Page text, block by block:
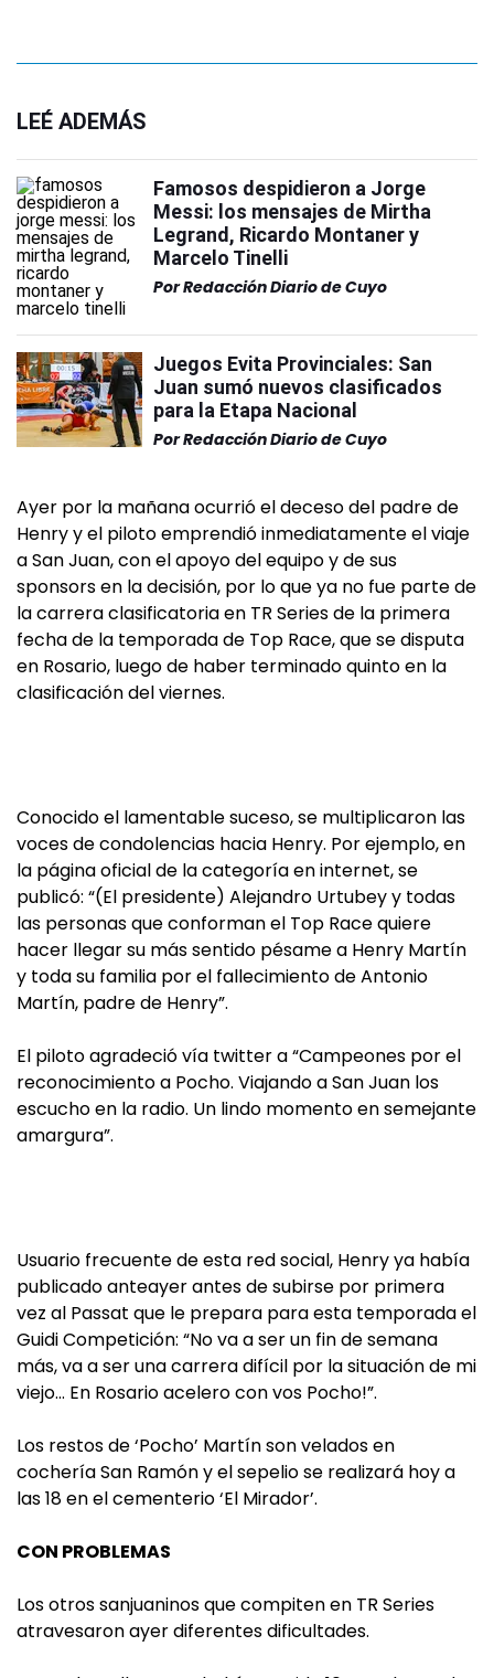
LEÉ ADEMÁS
Famosos despidieron a Jorge
Messi: los mensajes de Mirtha
Legrand, Ricardo Montaner y
Marcelo Tinelli
PorRedacción Diario de Cuyo
Juegos Evita Provinciales: San
Juan sumó nuevos clasificados
para la Etapa Nacional
PorRedacción Diario de Cuyo
Ayer por la mañana ocurrió el deceso del padre de
Henry y el piloto emprendió inmediatamente el viaje
a San Juan, con el apoyo del equipo y de sus
sponsors en la decisión, por lo que ya no fue parte de
la carrera clasificatoria en TR Series de la primera
fecha de la temporada de Top Race, que se disputa
en Rosario, luego de haber terminado quinto en la
clasificación del viernes.
Conocido el lamentable suceso, se multiplicaron las
voces de condolencias hacia Henry. Por ejemplo, en
la página oficial de la categoría en internet, se
publicó: “(El presidente) Alejandro Urtubey y todas
las personas que conforman el Top Race quiere
hacer llegar su más sentido pésame a Henry Martín
y toda su familia por el fallecimiento de Antonio
Martín, padre de Henry”.
El piloto agradeció vía twitter a “Campeones por el
reconocimiento a Pocho. Viajando a San Juan los
escucho en la radio. Un lindo momento en semejante
amargura”.
Usuario frecuente de esta red social, Henry ya había
publicado anteayer antes de subirse por primera
vez al Passat que le prepara para esta temporada el
Guidi Competición: “No va a ser un fin de semana
más, va a ser una carrera difícil por la situación de mi
viejo… En Rosario acelero con vos Pocho!”.
Los restos de ‘Pocho’ Martín son velados en
cochería San Ramón y el sepelio se realizará hoy a
las 18 en el cementerio ‘El Mirador’.
CON PROBLEMAS
Los otros sanjuaninos que compiten en TR Series
atravesaron ayer diferentes dificultades.